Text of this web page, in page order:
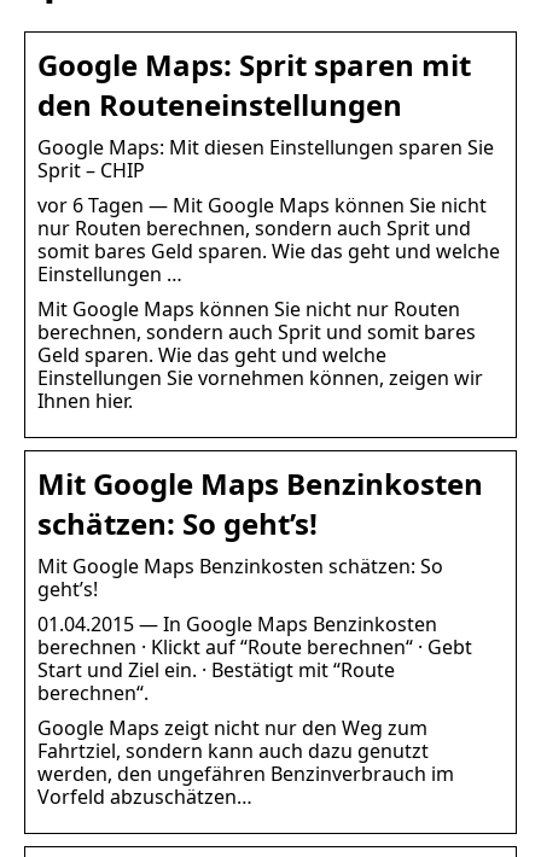
Google Maps: Sprit sparen mit
den Routeneinstellungen
Google Maps: Mit diesen Einstellungen sparen Sie
Sprit – CHIP
vor 6 Tagen — Mit Google Maps können Sie nicht
nur Routen berechnen, sondern auch Sprit und
somit bares Geld sparen. Wie das geht und welche
Einstellungen …
Mit Google Maps können Sie nicht nur Routen
berechnen, sondern auch Sprit und somit bares
Geld sparen. Wie das geht und welche
Einstellungen Sie vornehmen können, zeigen wir
Ihnen hier.
Mit Google Maps Benzinkosten
schätzen: So geht’s!
Mit Google Maps Benzinkosten schätzen: So
geht’s!
01.04.2015 — In Google Maps Benzinkosten
berechnen · Klickt auf “Route berechnen“ · Gebt
Start und Ziel ein. · Bestätigt mit “Route
berechnen“.
Google Maps zeigt nicht nur den Weg zum
Fahrtziel, sondern kann auch dazu genutzt
werden, den ungefähren Benzinverbrauch im
Vorfeld abzuschätzen…